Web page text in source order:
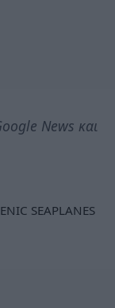
News και
SEAPLANES